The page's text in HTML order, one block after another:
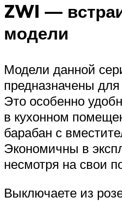
ZWI —
модели
Модели данной
предназначены
Это особенно
в кухонном
барабан с
Экономичны в
несмотря на свои
Выключаете из